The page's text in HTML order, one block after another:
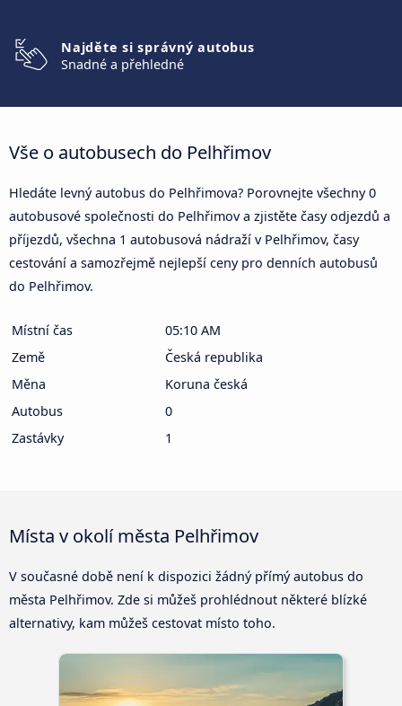
Najděte si správný autobus
Snadné a přehledné
Vše o autobusech do Pelhřimov
Hledáte levný autobus do Pelhřimova? Porovnejte všechny 0
autobusové společnosti do Pelhřimov a zjistěte časy odjezdů a
příjezdů, všechna 1 autobusová nádraží v Pelhřimov, časy
cestování a samozřejmě nejlepší ceny pro denních autobusů
do Pelhřimov.
Místní čas
05:10 AM
Země
Česká republika
Měna
Koruna česká
Autobus
0
Zastávky
1
Místa v okolí města Pelhřimov
V současné době není k dispozici žádný přímý autobus do
města Pelhřimov. Zde si můžeš prohlédnout některé blízké
alternativy, kam můžeš cestovat místo toho.